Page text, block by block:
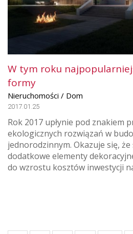
W tym roku
formy
Nieruchomości / Dom
2017.01.25
Rok 2017 upłynie pod znakiem
ekologicznych rozwiązań w
jednorodzinnym. Okazuje się,
dodatkowe elementy
do wzrostu kosztów inwestycji